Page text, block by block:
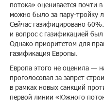
потока» оценивается почти
можно было за пару-тройку
Сейчас газифицировано
и вопрос с газификацией
Однако приоритетом для
газификация Европы.
Европа этого не оценила —
проголосовал за запрет
в рамках новых санкций
первой линии «Южного